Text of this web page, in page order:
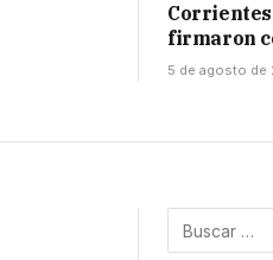
firmaron
5 de agosto de